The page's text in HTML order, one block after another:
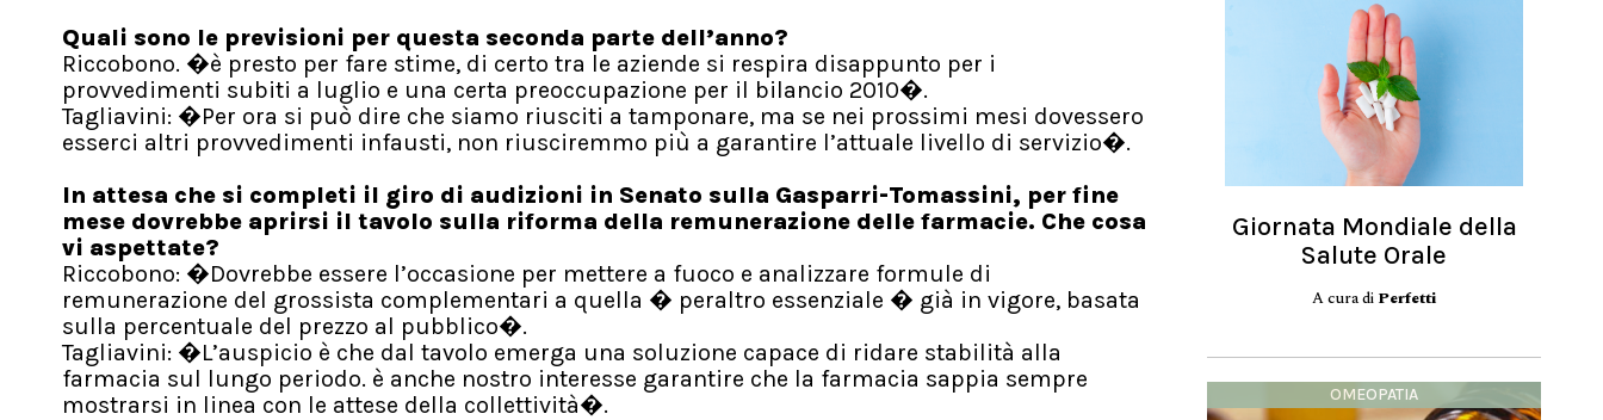
Quali sono le previsioni per questa seconda parte dell’anno?
Riccobono. �è presto per fare stime, di certo tra le aziende si respira disappunto per i
provvedimenti subiti a luglio e una certa preoccupazione per il bilancio 2010�.
Tagliavini: �Per ora si può dire che siamo riusciti a tamponare, ma se nei prossimi mesi dovessero
esserci altri provvedimenti infausti, non riusciremmo più a garantire l’attuale livello di servizio�.
In attesa che si completi il giro di audizioni in Senato sulla Gasparri-Tomassini, per fine
mese dovrebbe aprirsi il tavolo sulla riforma della remunerazione delle farmacie. Che cosa
vi aspettate?
Riccobono: �Dovrebbe essere l’occasione per mettere a fuoco e analizzare formule di
remunerazione del grossista complementari a quella � peraltro essenziale � già in vigore, basata
sulla percentuale del prezzo al pubblico�.
Tagliavini: �L’auspicio è che dal tavolo emerga una soluzione capace di ridare stabilità alla
farmacia sul lungo periodo. è anche nostro interesse garantire che la farmacia sappia sempre
mostrarsi in linea con le attese della collettività�.
Giornata Mondiale della
Salute Orale
A cura di Perfetti
OMEOPATIA